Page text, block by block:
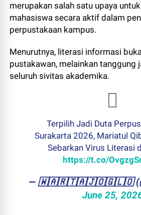
merupakan salah satu upaya
mahasiswa secara aktif dalam
perpustakaan kampus.
Menurutnya, literasi informasi
pustakawan, melainkan tanggung
seluruh sivitas akademika.
Terpilih Jadi Duta
Surakarta 2026, Mariatul
Sebarkan Virus Literasi
https://t.co/
— ​🇼​​🇦​​🇷​​🇹​​🇦​​🇯​​🇴​​🇬​​🇱​​🇴
June 25,